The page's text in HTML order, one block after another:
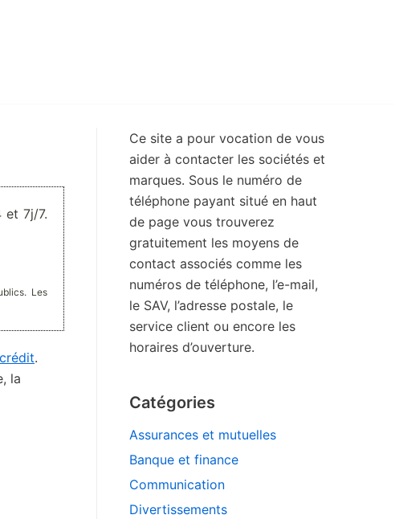
et 7j/7.
Les
.
la
Ce site a pour vocation de vous
aider à contacter les sociétés et
marques. Sous le numéro de
téléphone payant situé en haut
de page vous trouverez
gratuitement les moyens de
contact associés comme les
numéros de téléphone, l’e-mail,
le SAV, l’adresse postale, le
service client ou encore les
horaires d’ouverture.
Catégories
Assurances et mutuelles
Banque et finance
Communication
Divertissements